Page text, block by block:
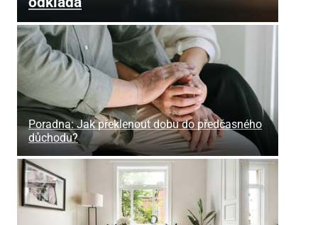
Poradna: Jak překlenout dobu do předčasného
důchodu?